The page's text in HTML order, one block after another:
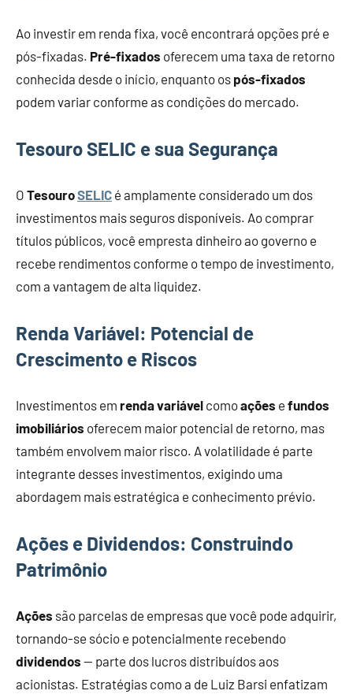
Ao investir em renda fixa, você encontrará opções pré e
pós-fixadas. Pré-fixados oferecem uma taxa de retorno
conhecida desde o início, enquanto os pós-fixados
podem variar conforme as condições do mercado.
Tesouro SELIC e sua Segurança
O TesouroSELIC é amplamente considerado um dos
investimentos mais seguros disponíveis. Ao comprar
títulos públicos, você empresta dinheiro ao governo e
recebe rendimentos conforme o tempo de investimento,
com a vantagem de alta liquidez.
Renda Variável: Potencial de
Crescimento e Riscos
Investimentos em renda variável comoações e fundos
imobiliários oferecem maior potencial de retorno, mas
também envolvem maior risco. A volatilidade é parte
integrante desses investimentos, exigindo uma
abordagem mais estratégica e conhecimento prévio.
Ações e Dividendos: Construindo
Patrimônio
Ações são parcelas de empresas que você pode adquirir,
tornando-se sócio e potencialmente recebendo
dividendos — parte dos lucros distribuídos aos
acionistas. Estratégias como a de Luiz Barsi enfatizam